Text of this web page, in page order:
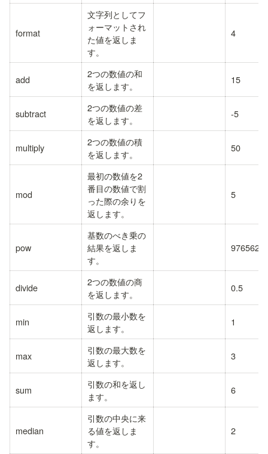
format
文字列としてフ
ォーマットされ
た値を返しま
す。
4
add
2つの数値の和
を返します。
15
subtract
2つの数値の差
を返します。
-5
multiply
2つの数値の積
を返します。
50
mod
最初の数値を2
番目の数値で割
った際の余りを
返します。
5
pow
基数のべき乗の
結果を返しま
す。
9765625
divide
2つの数値の商
を返します。
0.5
min
引数の最小数を
返します。
1
max
引数の最大数を
返します。
3
sum
引数の和を返し
ます。
6
median
引数の中央に来
る値を返しま
す。
2